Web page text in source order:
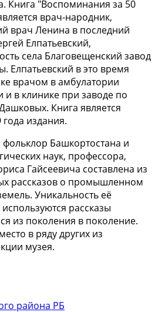
Книга "Воспоминания за 50
врач-народник,
врач Ленина в последний
Елпатьевский,
села Благовещенский завод
Елпатьевский в это время
врачом в амбулатории
и в клинике при заводе по
Книга является
издания.
Башкортостана и
наук, профессора,
Гайсеевича составлена из
рассказов о промышленном
Уникальность её
рассказы
из поколения в поколение.
в ряду других из
музея.